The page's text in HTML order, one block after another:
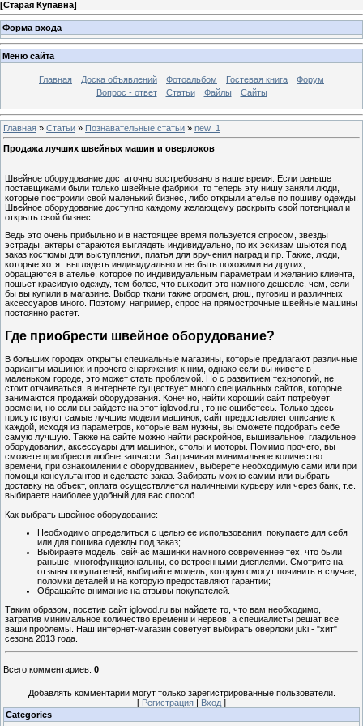
[Старая Купавна]
Форма входа
Меню сайта
Главная Доска объявлений Фотоальбом Гостевая книга
Форум
Вопрос - ответ
Статьи Файлы Сайты
Главная » Статьи » Познавательные статьи » new_1
Продажа лучших швейных машин и оверлоков
Швейное оборудование достаточно востребовано в наше время. Если раньше
поставщиками были только швейные фабрики, то теперь эту нишу заняли люди,
которые построили свой маленький бизнес, либо открыли ателье по пошиву одежды.
Швейное оборудование доступно каждому желающему раскрыть свой потенциал и
открыть свой бизнес.
Ведь это очень прибыльно и в настоящее время пользуется спросом, звезды
эстрады, актеры стараются выглядеть индивидуально, по их эскизам шьются под
заказ костюмы для выступления, платья для вручения наград и пр. Также, люди,
которые хотят выглядеть индивидуально и не быть похожими на других,
обращаются в ателье, которое по индивидуальным параметрам и желанию клиента,
пошьет красивую одежду, тем более, что выходит это намного дешевле, чем, если
бы вы купили в магазине. Выбор ткани также огромен, рюш, пуговиц и различных
аксессуаров много. Поэтому, например, спрос на прямострочные швейные машины
постоянно растет.
Где приобрести швейное оборудование?
В больших городах открыты специальные магазины, которые предлагают различные
варианты машинок и прочего снаряжения к ним, однако если вы живете в
маленьком городе, это может стать проблемой. Но с развитием технологий, не
стоит отчаиваться, в интернете существует много специальных сайтов, которые
занимаются продажей оборудования. Конечно, найти хороший сайт потребует
времени, но если вы зайдете на этот iglovod.ru , то не ошибетесь. Только здесь
присутствуют самые лучшие модели машинок, сайт предоставляет описание к
каждой, исходя из параметров, которые вам нужны, вы сможете подобрать себе
самую лучшую. Также на сайте можно найти раскройное, вышивальное, гладильное
оборудования, аксессуары для машинок, столы и моторы. Помимо прочего, вы
сможете приобрести любые запчасти. Затрачивая минимальное количество
времени, при ознакомлении с оборудованием, выберете необходимую сами или при
помощи консультантов и сделаете заказ. Забирать можно самим или выбрать
доставку на объект, оплата осуществляется наличными курьеру или через банк, т.е.
выбираете наиболее удобный для вас способ.
Как выбрать швейное оборудование:
Необходимо определиться с целью ее использования, покупаете для себя
или для пошива одежды под заказ;
Выбираете модель, сейчас машинки намного современнее тех, что были
раньше, многофункциональны, со встроенными дисплеями. Смотрите на
отзывы покупателей, выбирайте модель, которую смогут починить в случае,
поломки деталей и на которую предоставляют гарантии;
Обращайте внимание на отзывы покупателей.
Таким образом, посетив сайт iglovod.ru вы найдете то, что вам необходимо,
затратив минимальное количество времени и нервов, а специалисты решат все
ваши проблемы. Наш интернет-магазин советует выбирать оверлоки juki - "хит"
сезона 2013 года.
Всего комментариев: 0
Добавлять комментарии могут только зарегистрированные пользователи.
[ Регистрация | Вход ]
Categories